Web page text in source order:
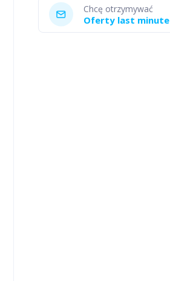
Chcę otrzymywać
Oferty last minute